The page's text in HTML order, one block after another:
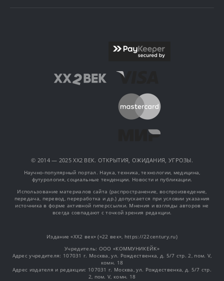
© 2014 — 2025 XX2 ВЕК. ОТКРЫТИЯ, ОЖИДАНИЯ, УГРОЗЫ.
Научно-популярный портал. Наука, техника, технологии, медицина,
футурология, социальные тенденции. Новости и публикации.
Использование материалов сайта (распространение, воспроизведение,
передача, перевод, переработка и др.) допускается при условии указания
источника в форме активной гиперссылки. Мнения и взгляды авторов не
всегда совпадают с точкой зрения редакции.
Издание «XX2 век» («22 век», https://22century.ru)
Учредитель: OOO «КОММУНИКЕЙК»
Адрес учредителя: 107031 г. Москва, ул. Рождественка, д. 5/7 стр. 2, пом. V,
комн. 18
Адрес издателя и редакции: 107031 г. Москва, ул. Рождественка, д. 5/7 стр.
2, пом. V, комн. 18